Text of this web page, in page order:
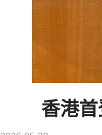
香港